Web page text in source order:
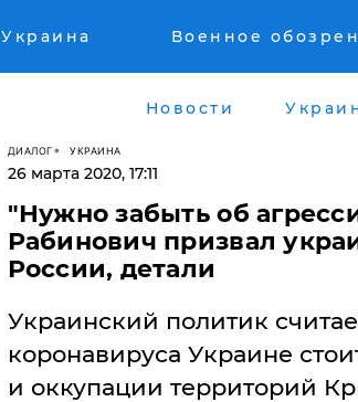
Украина Военное
Новости
ДИАЛОГ УКРАИНА
26 марта 2020, 17:11
"Нужно забыть об
Рабинович призвал
России, детали
Украинский политик
коронавируса Украине
и оккупации территорий